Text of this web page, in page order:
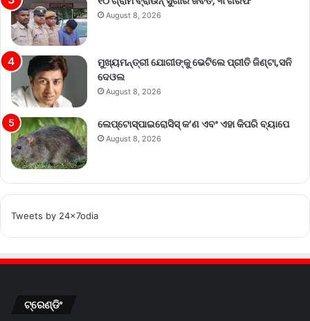
August 8, 2026
ମୁଖ୍ୟମନ୍ତ୍ରୀ ଯୋଗୀଙ୍କୁ ଭେଟିଲେ ପ୍ରୀତି ଜିଣ୍ଟା,ସନି
ଦେଓଲ
August 8, 2026
ଲେପ୍ଟୋସ୍ପାଇରୋସିସ୍ କ’ଣ ଏବଂ ଏହା କିପରି ବ୍ୟାପେ
August 8, 2026
Tweets by 24x7odia
ଟ୍ରେଣ୍ଡିଂ